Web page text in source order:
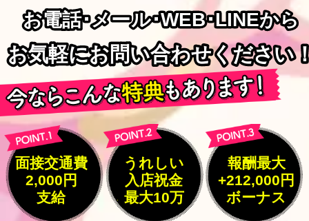
お電話･メール･WEB･LINEから
お電話･メール･WEB･LINEから
お気軽にお問い合わせください
お気軽にお問い合わせください
面接交通費
2,000円
支給
うれしい
入店祝金
最大10万
報酬最大
+212,000円
ボーナス